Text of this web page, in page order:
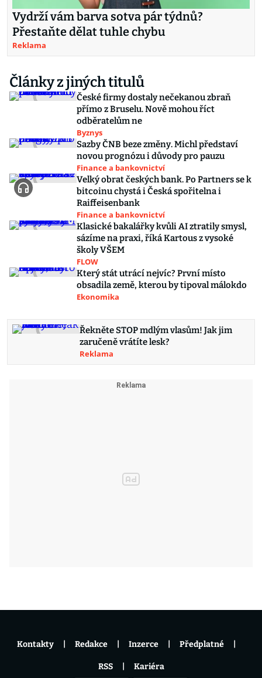
Vydrží vám barva sotva pár týdnů?
Přestaňte dělat tuhle chybu
Reklama
Články z jiných titulů
České firmy dostaly nečekanou zbraň
přímo z Bruselu. Nově mohou říct
odběratelům ne
Byznys
Sazby ČNB beze změny. Michl představí
novou prognózu i důvody pro pauzu
Finance a bankovnictví
Velký obrat českých bank. Po Partners se k
bitcoinu chystá i Česká spořitelna i
Raiffeisenbank
Finance a bankovnictví
Klasické bakalářky kvůli AI ztratily smysl,
sázíme na praxi, říká Kartous z vysoké
školy VŠEM
FLOW
Který stát utrácí nejvíc? První místo
obsadila země, kterou by tipoval málokdo
Ekonomika
Řekněte STOP mdlým vlasům! Jak jim
zaručeně vrátíte lesk?
Reklama
Kontakty Redakce Inzerce Předplatné
RSS Kariéra